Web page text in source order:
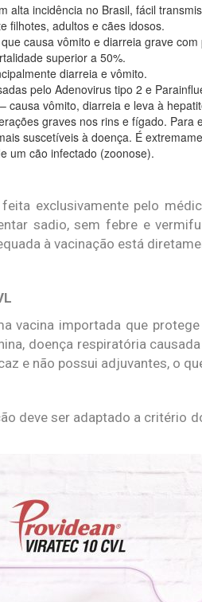
alta incidência no Brasil, fácil
filhotes, adultos e cães idosos.
causa vômito e diarreia grave
superior a 50%.
diarreia e vômito.
pelo Adenovirus tipo 2 e
causa vômito, diarreia e leva à
graves nos rins e fígado.
suscetíveis à doença. É
um cão infectado (zoonose).
exclusivamente pelo
sadio, sem febre e
à vacinação está
vacina importada que
doença respiratória
e não possui adjuvantes, o
deve ser adaptado a critério